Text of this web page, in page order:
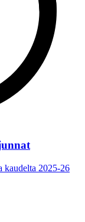
kaudelta 2025-26